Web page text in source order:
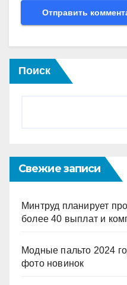
Поиск
Свежие записи
Минтруд планирует
более 40 выплат и
Модные пальто 2024
фото новинок